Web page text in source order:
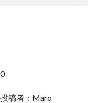
0
投稿者：Maro